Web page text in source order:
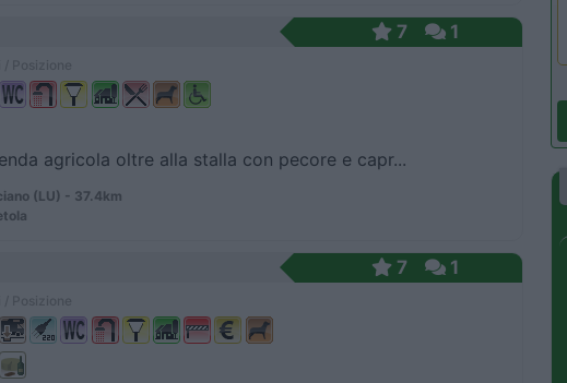
7 1
agricola oltre alla stalla con pecore e capr...
(LU) - 37.4km
7 1